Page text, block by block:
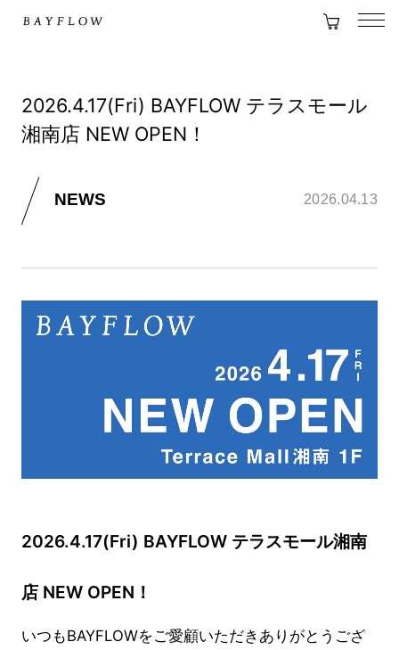
2026.4.17(Fri) BAYFLOW テラスモール
湘南店 NEW OPEN！
NEWS 2026.04.13
2026.4.17(Fri) BAYFLOW テラスモール湘南
店 NEW OPEN！
いつもBAYFLOWをご愛顧いただきありがとうござ